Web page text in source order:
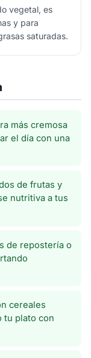
vegetal, es
y para
saturadas.
más cremosa
el día con una
de frutas y
nutritiva a tus
de repostería o
cereales
tu plato con